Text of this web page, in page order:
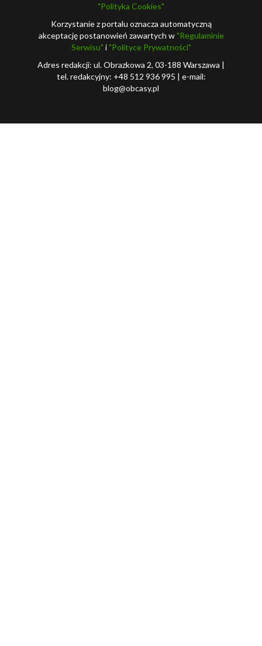
"Polityka Cookies"
Korzystanie z portalu oznacza automatyczną
akceptację postanowień zawartych w"Regulaminie
Serwisu" i"Polityce Prywatności"
Adres redakcji: ul. Obrazkowa 2, 03-188 Warszawa |
tel. redakcyjny: +48 512 936 995 | e-mail:
blog@obcasy.pl